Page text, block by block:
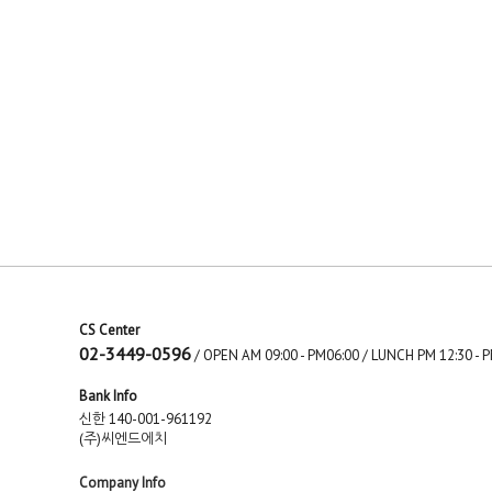
CS Center
02-3449-0596/ OPEN AM 09:00 - PM06:00 / LUNCH PM 12:30 -
Bank Info
신한 140-001-961192
(주)씨엔드에치
Company Info